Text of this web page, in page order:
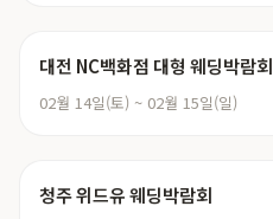
대전 NC백화점 대형 웨딩박람회
02월 14일(토) ~ 02월 15일(일)
청주 위드유 웨딩박람회